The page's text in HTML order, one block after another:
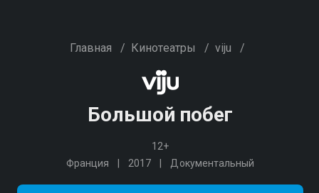
Главная / Кинотеатры / viju /
Большой побег
12+
Франция
2017 Документальный